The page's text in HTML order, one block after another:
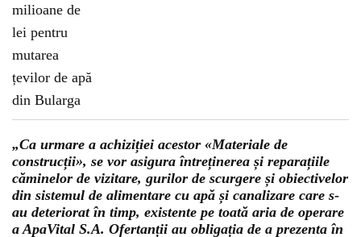
„Ca urmare a achiziției acestor «Materiale de
construcții», se vor asigura întreținerea și reparațiile
căminelor de vizitare, gurilor de scurgere și obiectivelor
din sistemul de alimentare cu apă și canalizare care s-
au deteriorat în timp, existente pe toată aria de operare
a ApaVital S.A. Ofertanții au obligația de a prezenta în